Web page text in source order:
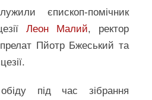
єпископ-помічник
Леон Малий, ректор
Пйотр Бжеський та
під час зібрання